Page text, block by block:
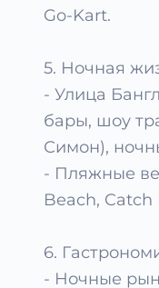
Go-Kart.
5. Ночная
- Улица
бары, шоу
Симон),
- Пляжные
Beach, Catch
6.
- Ночные